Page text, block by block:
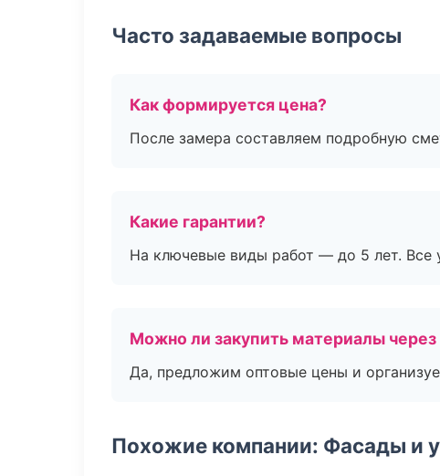
Часто задаваемые вопросы
Как формируется цена?
После замера составляем подробную
Какие гарантии?
На ключевые виды работ — до 5 лет. Все
Можно ли закупить материалы через
Да, предложим оптовые цены и
Похожие компании: Фасады и